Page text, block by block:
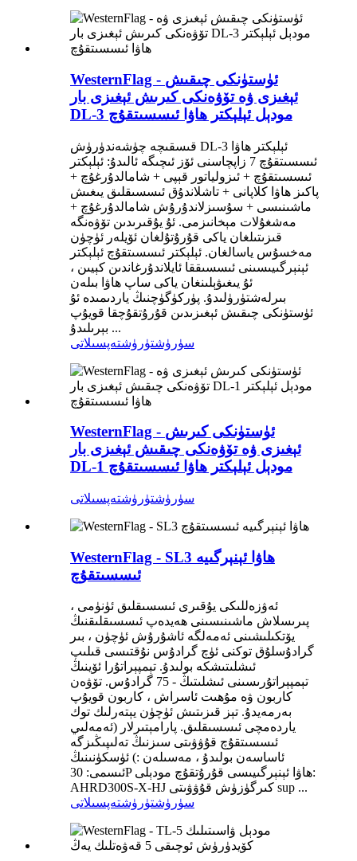
WesternFlag - ئۈستۈنكى چىقىش
ئېغىزى ۋە تۆۋەنكى كىرىش ئېغىزى بار
DL-3 مودېل ئېلېكتر ھاۋا ئىسسىتقۇچ
قىسقىچە چۈشەندۈرۈش DL-3 ئېلېكتر ھاۋا
ئىسسىتقۇچ 7 زاپچاسنى ئۆز ئىچىگە ئالىدۇ: ئېلېكتر
ئىسسىتقۇچ + ئىزولياتور قېپى + شامالدۇرغۇچ +
پاكىز ھاۋا كلاپانى + تاشلاندۇق ئىسسىقلىق يىغىش
ماشىنىسى + سۇسىزلاندۇرۇش شامالدۇرغۇچ +
مەشغۇلات مېخانىزمى. ئۇ يۇقىرىدىن تۆۋەنگە
قىزىتىلغان ياكى قۇرۇتۇلغان ئۆيلەر ئۈچۈن
مەخسۇس ياسالغان. ئېلېكتر ئىسسىتقۇچ ئېلېكتر
ئېنېرگىيىسىنى ئىسسىققا ئايلاندۇرغاندىن كېيىن ،
ئۇ يىغىۋېلىنغان ياكى ساپ ھاۋا بىلەن
بىرلەشتۈرۈلىدۇ. پۈركۈگۈچنىڭ ياردىمىدە ئۇ
ئۈستۈنكى چىقىش ئېغىزىدىن قۇرۇتقۇچقا قويۇپ
بېرىلىدۇ ...
سۈرۈشتۈرۈشتەپسىلاتى
WesternFlag - ئۈستۈنكى كىرىش
ئېغىزى ۋە تۆۋەنكى چىقىش ئېغىزى بار
DL-1 مودېل ئېلېكتر ھاۋا ئىسسىتقۇچ
سۈرۈشتۈرۈشتەپسىلاتى
WesternFlag - SL3 ھاۋا ئېنېرگىيە
ئىسسىتقۇچ
ئەۋزەللىكى يۇقىرى ئىسسىقلىق ئۈنۈمى ،
پىرىسلاش ماشىنىسىنى ھەيدەپ ئىسسىقلىقنىڭ
يۆتكىلىشىنى ئەمەلگە ئاشۇرۇش ئۈچۈن ، بىر
گرادۇسلۇق توكنى ئۈچ گرادۇس نۇقتىسى قىلىپ
ئىشلىتىشكە بولىدۇ. تېمپېراتۇرا ئۆينىڭ
تېمپېراتۇرىسىنى ئىشلىتىڭ - 75 گرادۇس. تۆۋەن
كاربون ۋە مۇھىت ئاسراش ، كاربون قويۇپ
بەرمەيدۇ. تېز قىزىتىش ئۈچۈن يېتەرلىك توك
ياردەمچى ئىسسىقلىق. پارامېتىرلار (ئەمەلىي
ئىسسىتقۇچ قۇۋۋىتى سىزنىڭ تەلىپىڭىزگە
ئاساسەن بولىدۇ ، مەسىلەن :) ئۈسكۈنىنىڭ
ئىسمى: 30P ھاۋا ئېنېرگىيىسى قۇرۇتقۇچ مودېلى:
AHRD300S-X-HJ كىرگۈزۈش قۇۋۋىتى sup ...
سۈرۈشتۈرۈشتەپسىلاتى